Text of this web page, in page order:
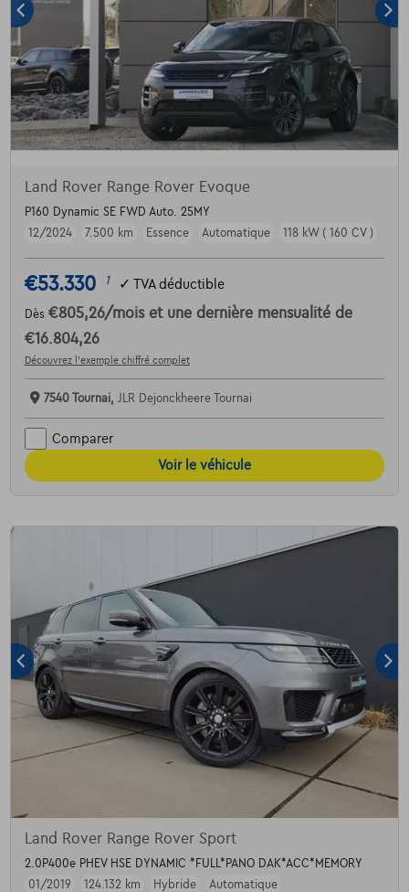
Land Rover Range Rover Evoque
P160 Dynamic SE FWD Auto. 25MY
12/2024
7.500 km Essence Automatique 118 kW ( 160 CV )
€53.330 1 ✓ TVA déductible
Dès €805,26/mois et une dernière mensualité de
€16.804,26
Découvrez l’exemple chiffré complet
7540 Tournai, JLR Dejonckheere Tournai
Comparer
Voir le véhicule
Land Rover Range Rover Sport
2.0P400e PHEV HSE DYNAMIC *FULL*PANO DAK*ACC*MEMORY
01/2019
124.132 km Hybride
Automatique